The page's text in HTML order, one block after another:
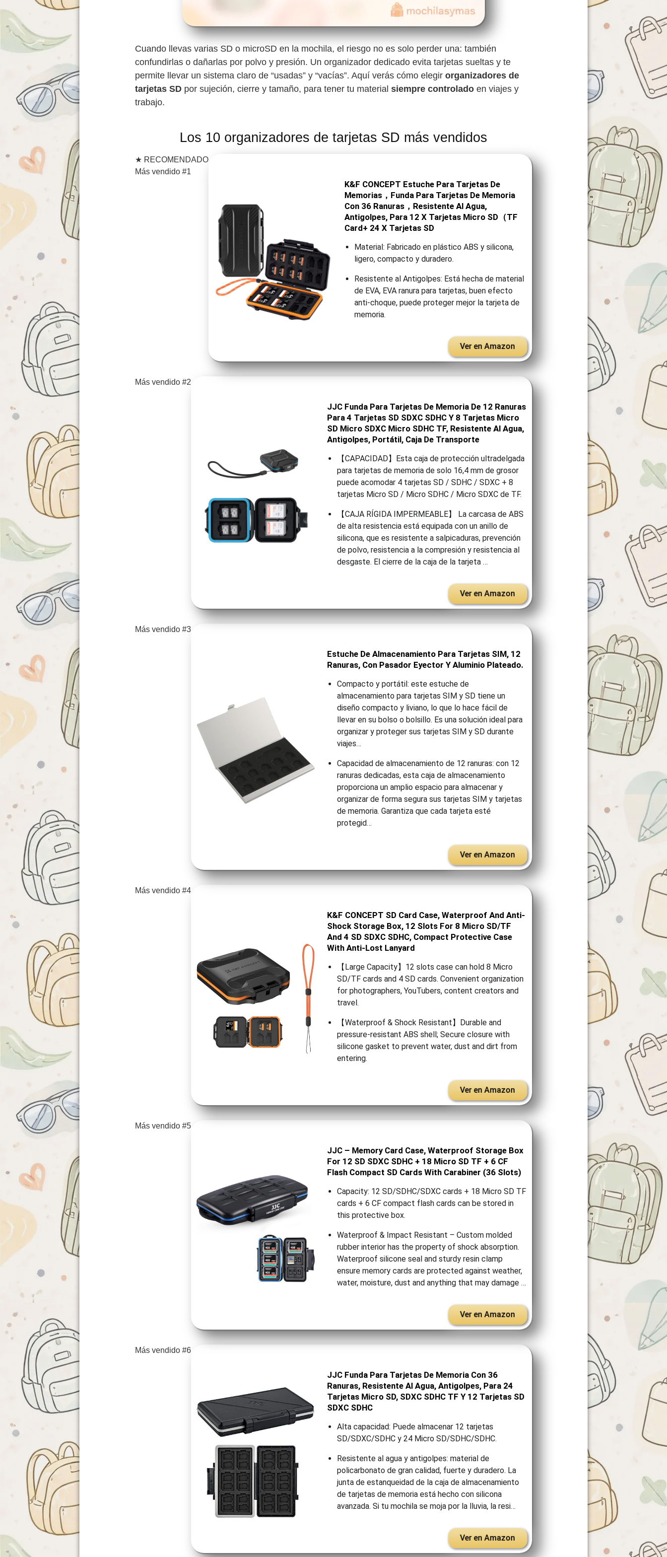
Cuando llevas varias SD o microSD en la mochila, el riesgo no es solo perder una: también
confundirlas o dañarlas por polvo y presión. Un organizador dedicado evita tarjetas sueltas y te
permite llevar un sistema claro de “usadas” y “vacías”. Aquí verás cómo elegir organizadores de
tarjetas SD por sujeción, cierre y tamaño, para tener tu material siempre controlado en viajes y
trabajo.
Los 10 organizadores de tarjetas SD más vendidos
★ RECOMENDADO
Más vendido #1
K&F CONCEPT Estuche Para Tarjetas De
Memorias，Funda Para Tarjetas De Memoria
Con 36 Ranuras，Resistente Al Agua,
Antigolpes, Para 12 X Tarjetas Micro SD（TF
Card+ 24 X Tarjetas SD
Material: Fabricado en plástico ABS y silicona,
ligero, compacto y duradero.
Resistente al Antigolpes: Está hecha de material
de EVA, EVA ranura para tarjetas, buen efecto
anti-choque, puede proteger mejor la tarjeta de
memoria.
Ver en Amazon
Más vendido #2
JJC Funda Para Tarjetas De Memoria De 12 Ranuras
Para 4 Tarjetas SD SDXC SDHC Y 8 Tarjetas Micro
SD Micro SDXC Micro SDHC TF, Resistente Al Agua,
Antigolpes, Portátil, Caja De Transporte
【CAPACIDAD】Esta caja de protección ultradelgada
para tarjetas de memoria de solo 16,4 mm de grosor
puede acomodar 4 tarjetas SD / SDHC / SDXC + 8
tarjetas Micro SD / Micro SDHC / Micro SDXC de TF.
【CAJA RÍGIDA IMPERMEABLE】 La carcasa de ABS
de alta resistencia está equipada con un anillo de
silicona, que es resistente a salpicaduras, prevención
de polvo, resistencia a la compresión y resistencia al
desgaste. El cierre de la caja de la tarjeta …
Ver en Amazon
Más vendido #3
Estuche De Almacenamiento Para Tarjetas SIM, 12
Ranuras, Con Pasador Eyector Y Aluminio Plateado.
Compacto y portátil: este estuche de
almacenamiento para tarjetas SIM y SD tiene un
diseño compacto y liviano, lo que lo hace fácil de
llevar en su bolso o bolsillo. Es una solución ideal para
organizar y proteger sus tarjetas SIM y SD durante
viajes…
Capacidad de almacenamiento de 12 ranuras: con 12
ranuras dedicadas, esta caja de almacenamiento
proporciona un amplio espacio para almacenar y
organizar de forma segura sus tarjetas SIM y tarjetas
de memoria. Garantiza que cada tarjeta esté
protegid…
Ver en Amazon
Más vendido #4
K&F CONCEPT SD Card Case, Waterproof And Anti-
Shock Storage Box, 12 Slots For 8 Micro SD/TF
And 4 SD SDXC SDHC, Compact Protective Case
With Anti-Lost Lanyard
【Large Capacity】12 slots case can hold 8 Micro
SD/TF cards and 4 SD cards. Convenient organization
for photographers, YouTubers, content creators and
travel.
【Waterproof & Shock Resistant】Durable and
pressure-resistant ABS shell; Secure closure with
silicone gasket to prevent water, dust and dirt from
entering.
Ver en Amazon
Más vendido #5
JJC – Memory Card Case, Waterproof Storage Box
For 12 SD SDXC SDHC + 18 Micro SD TF + 6 CF
Flash Compact SD Cards With Carabiner (36 Slots)
Capacity: 12 SD/SDHC/SDXC cards + 18 Micro SD TF
cards + 6 CF compact flash cards can be stored in
this protective box.
Waterproof & Impact Resistant – Custom molded
rubber interior has the property of shock absorption.
Waterproof silicone seal and sturdy resin clamp
ensure memory cards are protected against weather,
water, moisture, dust and anything that may damage …
Ver en Amazon
Más vendido #6
JJC Funda Para Tarjetas De Memoria Con 36
Ranuras, Resistente Al Agua, Antigolpes, Para 24
Tarjetas Micro SD, SDXC SDHC TF Y 12 Tarjetas SD
SDXC SDHC
Alta capacidad: Puede almacenar 12 tarjetas
SD/SDXC/SDHC y 24 Micro SD/SDHC/SDHC.
Resistente al agua y antigolpes: material de
policarbonato de gran calidad, fuerte y duradero. La
junta de estanqueidad de la caja de almacenamiento
de tarjetas de memoria está hecho con silicona
avanzada. Si tu mochila se moja por la lluvia, la resi…
Ver en Amazon